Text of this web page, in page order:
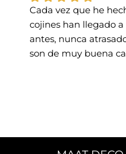
Cada vez que he
cojines han llegado
antes, nunca
son de muy buena